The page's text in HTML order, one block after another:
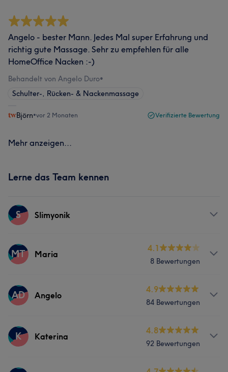
Angelo - bester Mann. Jedes Mal super Erfahrung und
richtig gute Massage. Sehr zu empfehlen für alle
HomeOffice Nacken :-)
Behandelt von Angelo Duro•
Schulter-, Rücken- & Nackenmassage
Björn•vor 2 Monaten Verifizierte Bewertung
Mehr anzeigen...
Lerne das Team kennen
S Slimyonik
Services
MT Maria
4.1
8 Bewertungen
Services
AD Angelo
4.9
84 Bewertungen
Services
K Katerina
4.8
92 Bewertungen